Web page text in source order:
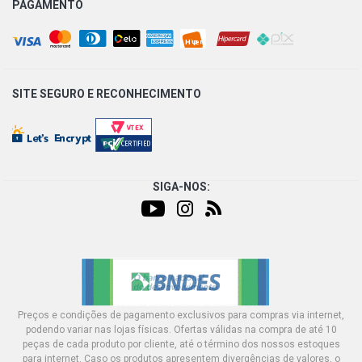
PAGAMENTO
SITE SEGURO E RECONHECIMENTO
SIGA-NOS:
Preços e condições de pagamento exclusivos para compras via internet,
podendo variar nas lojas físicas. Ofertas válidas na compra de até 10
peças de cada produto por cliente, até o término dos nossos estoques
para internet. Caso os produtos apresentem divergências de valores, o